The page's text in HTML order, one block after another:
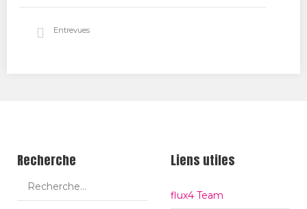
Entrevues
Recherche Liens utiles
flux4 Team